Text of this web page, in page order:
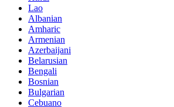
Lao
Albanian
Amharic
Armenian
Azerbaijani
Belarusian
Bengali
Bosnian
Bulgarian
Cebuano